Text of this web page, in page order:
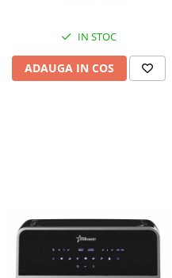
IN STOC
ADAUGA IN COS